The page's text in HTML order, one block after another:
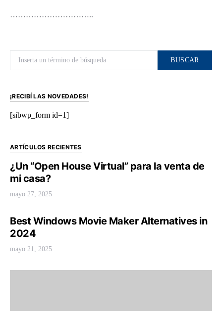
…………………………..
BUSCAR
¡RECIBÍ LAS NOVEDADES!
[sibwp_form id=1]
ARTÍCULOS RECIENTES
¿Un “Open House Virtual” para la venta de
mi casa?
mayo 27, 2025
Best Windows Movie Maker Alternatives in
2024
mayo 21, 2025